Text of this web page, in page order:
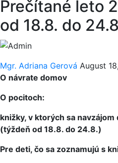
Prečítané leto
od 18.8. do
Mgr. Adriana Gerová August
O návrate domov
O pocitoch:
knižky, v ktorých sa
(týždeň od 18.8. do 24.8.)
Pre deti, čo sa zoznamujú s